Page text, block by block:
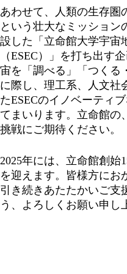
あわせて、人類の生存圏
という壮大なミッション
設した「立命館大学宇宙
（ESEC）」を打ち出す
宙を「調べる」「つくる
に際し、理工系、人文社
たESECのイノベーティ
てまいります。立命館の
挑戦にご期待ください。
2025年には、立命館創始
を迎えます。皆様方にお
引き続きあたたかいご支
う、よろしくお願い申し